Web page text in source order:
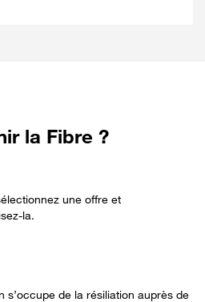
la Fibre ?
une offre et
la.
s’occupe de la résiliation auprès de